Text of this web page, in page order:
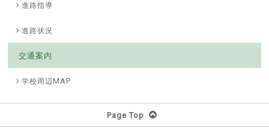
進路指導
進路状況
交通案内
学校周辺MAP
Page Top